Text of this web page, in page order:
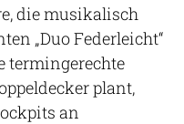
die musikalisch
„Duo Federleicht“
termingerechte
plant,
an